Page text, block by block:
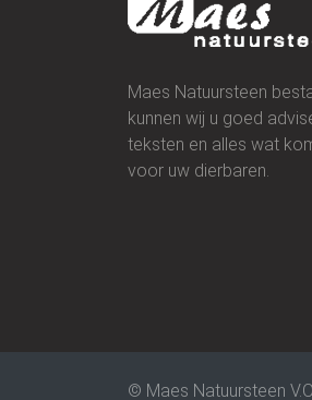
Maes Natuursteen
kunnen wij u goed
teksten en alles wat
voor uw dierbaren.
© Maes Natuursteen